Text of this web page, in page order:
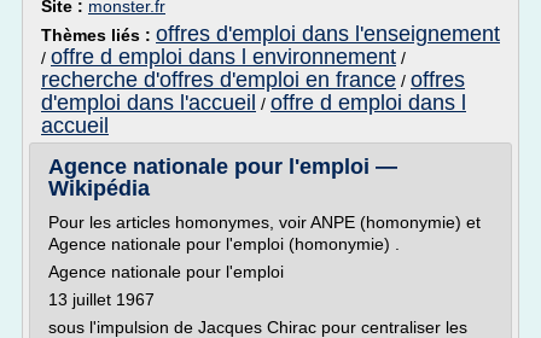
Site : monster.fr
Thèmes liés : offres d'emploi dans l'enseignement
/ offre d emploi dans l environnement /
recherche d'offres d'emploi en france / offres
d'emploi dans l'accueil / offre d emploi dans l
accueil
Agence nationale pour l'emploi —
Wikipédia
Pour les articles homonymes, voir ANPE (homonymie) et
Agence nationale pour l'emploi (homonymie) .
Agence nationale pour l'emploi
13 juillet 1967
sous l'impulsion de Jacques Chirac pour centraliser les